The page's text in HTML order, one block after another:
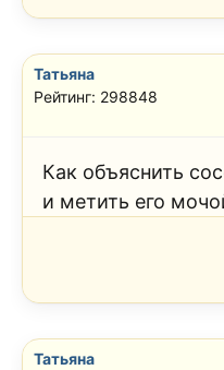
Татьяна
Рейтинг: 298848
Как объяснить
и метить его
Татьяна